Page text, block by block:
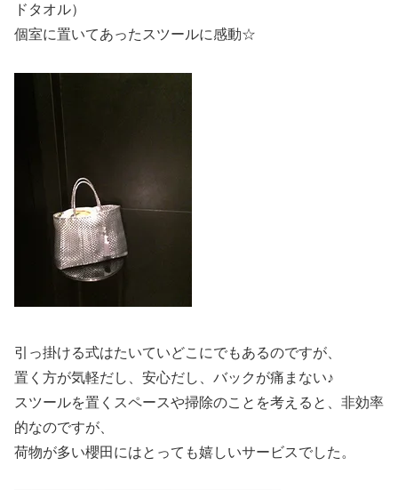
ドタオル）
個室に置いてあったスツールに感動☆
引っ掛ける式はたいていどこにでもあるのですが、
置く方が気軽だし、安心だし、バックが痛まない♪
スツールを置くスペースや掃除のことを考えると、非効率
的なのですが、
荷物が多い櫻田にはとっても嬉しいサービスでした。